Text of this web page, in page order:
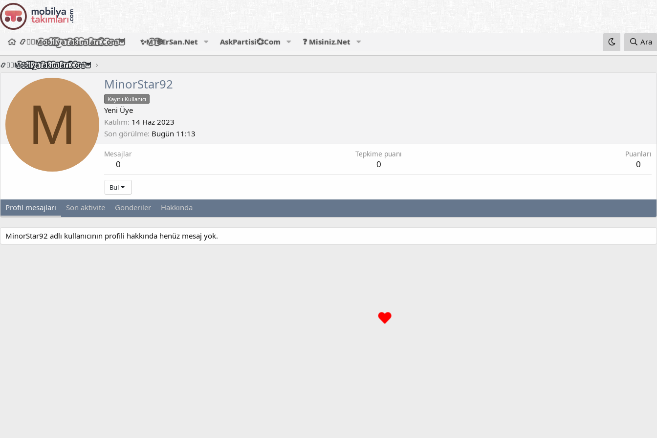
📿🧙‍♂️M͜͡o͜͡b͜͡i͜͡l͜͡y͜͡a͜͡T͜͡a͜͡k͜͡i͜͡m͜͡l͜͡a͜͡r͜͡i͜͡.͜͡C͜͡o͜͡m͜͡🦉 ✨M͜͡T͜͡🌐ErSan.Net AskPartisi💞Com ❓ Misiniz.Net Ara
📿🧙‍♂️M͜͡o͜͡b͜͡i͜͡l͜͡y͜͡a͜͡T͜͡a͜͡k͜͡i͜͡m͜͡l͜͡a͜͡r͜͡i͜͡.͜͡C͜͡o͜͡m͜͡🦉
M
MinorStar92
Kayıtlı Kullanıcı
Yeni Üye
Katılım 14 Haz 2023
Son görülme Bugün 11:13
Mesajlar
0
Tepkime puanı
0
Puanları
0
Bul
Profil mesajları Son aktivite Gönderiler Hakkında
MinorStar92 adlı kullanıcının profili hakkında henüz mesaj yok.